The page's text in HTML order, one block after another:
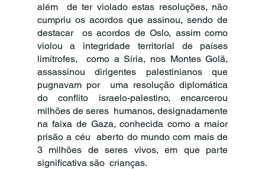
além  de ter violado estas resoluções, não
cumpriu os acordos que assinou, sendo de
destacar  os acordos de Oslo, assim como
violou a integridade territorial de países
limítrofes,  como a Síria, nos Montes Golã,
assassinou dirigentes palestinianos que
pugnavam por  uma resolução diplomática
do conflito israelo-palestino, encarcerou
milhões de seres  humanos, designadamente
na faixa de Gaza, conhecida como a maior
prisão a céu  aberto do mundo com mais de
3 milhões de seres vivos, em que parte
significativa são  crianças.